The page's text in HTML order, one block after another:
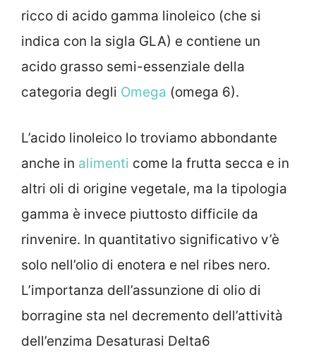
ricco di acido gamma linoleico (che si
indica con la sigla GLA) e contiene un
acido grasso semi-essenziale della
categoria degli Omega (omega 6).
L’acido linoleico lo troviamo abbondante
anche in alimenti come la frutta secca e in
altri oli di origine vegetale, ma la tipologia
gamma è invece piuttosto difficile da
rinvenire. In quantitativo significativo v’è
solo nell’olio di enotera e nel ribes nero.
L’importanza dell’assunzione di olio di
borragine sta nel decremento dell’attività
dell’enzima Desaturasi Delta6